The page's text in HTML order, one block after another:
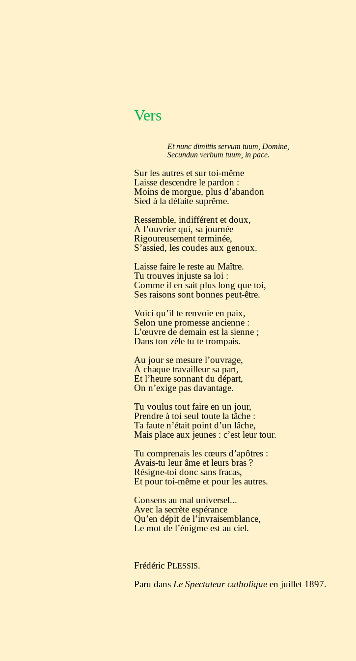
Vers
Et nunc dimittis servum tuum, Domine,
Secundun verbum tuum, in pace.
Sur les autres et sur toi-même
Laisse descendre le pardon :
Moins de morgue, plus d’abandon
Sied à la défaite suprême.
Ressemble, indifférent et doux,
À l’ouvrier qui, sa journée
Rigoureusement terminée,
S’assied, les coudes aux genoux.
Laisse faire le reste au Maître.
Tu trouves injuste sa loi :
Comme il en sait plus long que toi,
Ses raisons sont bonnes peut-être.
Voici qu’il te renvoie en paix,
Selon une promesse ancienne :
L’œuvre de demain est la sienne ;
Dans ton zèle tu te trompais.
Au jour se mesure l’ouvrage,
À chaque travailleur sa part,
Et l’heure sonnant du départ,
On n’exige pas davantage.
Tu voulus tout faire en un jour,
Prendre à toi seul toute la tâche :
Ta faute n’était point d’un lâche,
Mais place aux jeunes : c’est leur tour.
Tu comprenais les cœurs d’apôtres :
Avais-tu leur âme et leurs bras ?
Résigne-toi donc sans fracas,
Et pour toi-même et pour les autres.
Consens au mal universel...
Avec la secrète espérance
Qu’en dépit de l’invraisemblance,
Le mot de l’énigme est au ciel.
Frédéric PLESSIS.
Paru dans Le Spectateur catholiqueen juillet 1897.